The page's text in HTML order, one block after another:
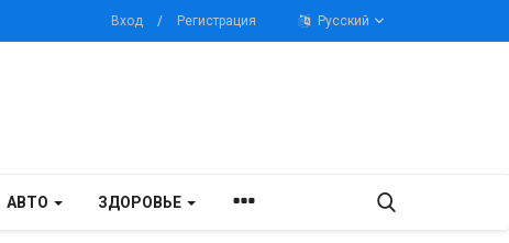
Вход / Регистрация Русский
АВТО ЗДОРОВЬЕ